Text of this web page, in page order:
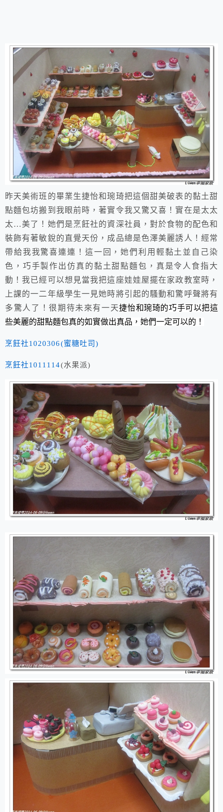
昨天美術班的畢業生捷怡和琬琦把這個甜美破表的黏土甜
點麵包坊搬到我眼前時，著實令我又驚又喜！實在是太太
太…美了！她們是烹飪社的資深社員，對於食物的配色和
裝飾有著敏銳的直覺天份，成品總是色澤美麗誘人！經常
帶給我我驚喜連連！這一回，她們利用輕黏土並自己染
色，巧手製作出仿真的黏土甜點麵包，真是令人食指大
動！我已經可以想見當我把這座娃娃屋擺在家政教室時，
上課的一二年級學生一見她時將引起的騷動和驚呼聲將有
多驚人了！很期待未來有一天捷怡和琬琦的巧手可以把這
些美麗的甜點麵包真的如實做出真品，她們一定可以的！
烹飪社1020306(蜜糖吐司)
烹飪社1011114(水果派)